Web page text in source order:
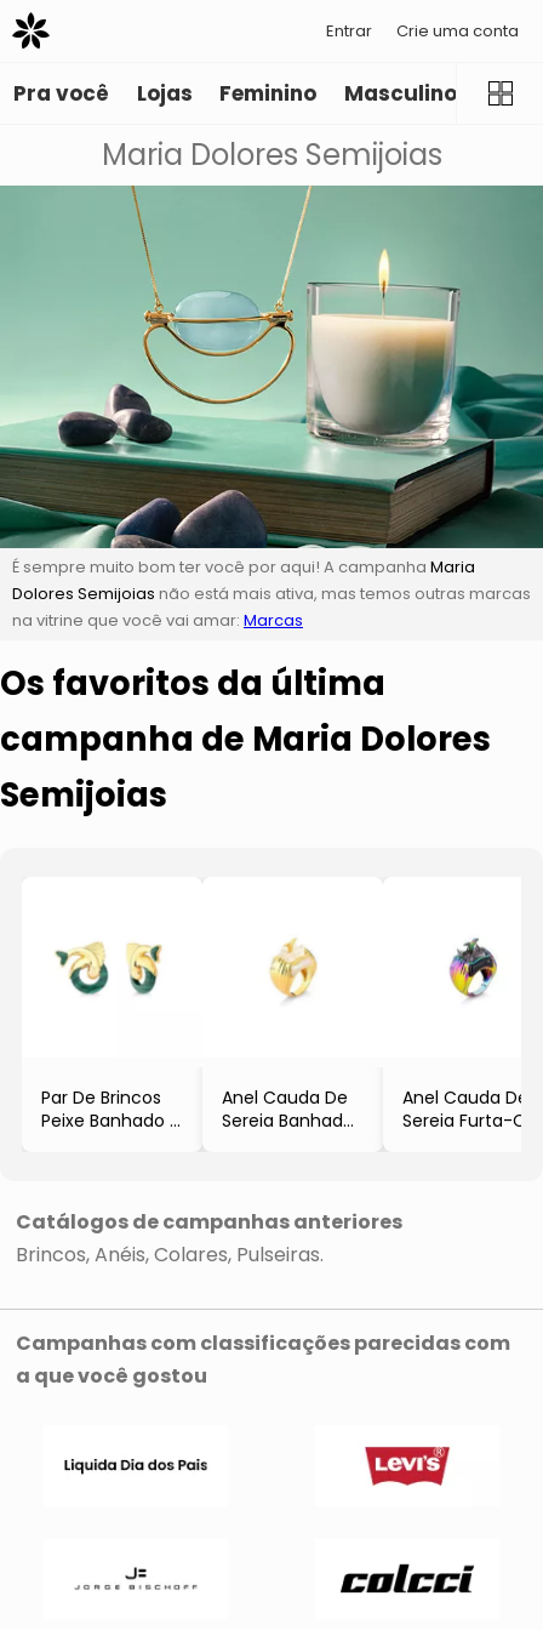
Entrar Crie uma conta
Pra você Lojas Feminino Masculino
Maria Dolores Semijoias
É sempre muito bom ter você por aqui! A campanha Maria
Dolores Semijoias não está mais ativa, mas temos outras marcas
na vitrine que você vai amar: Marcas
Os favoritos da última
campanha de Maria Dolores
Semijoias
Par De Brincos
Peixe Banhado A
Verde Escuro
- 4x3,5cm
Anel Cauda De
Sereia Banhado
White
- Tamanho: 13
Anel Cauda De
Sereia Furta-Cor
Catálogos de campanhas anteriores
Brincos Anéis Colares Pulseiras
Campanhas com classificações parecidas com
a que você gostou